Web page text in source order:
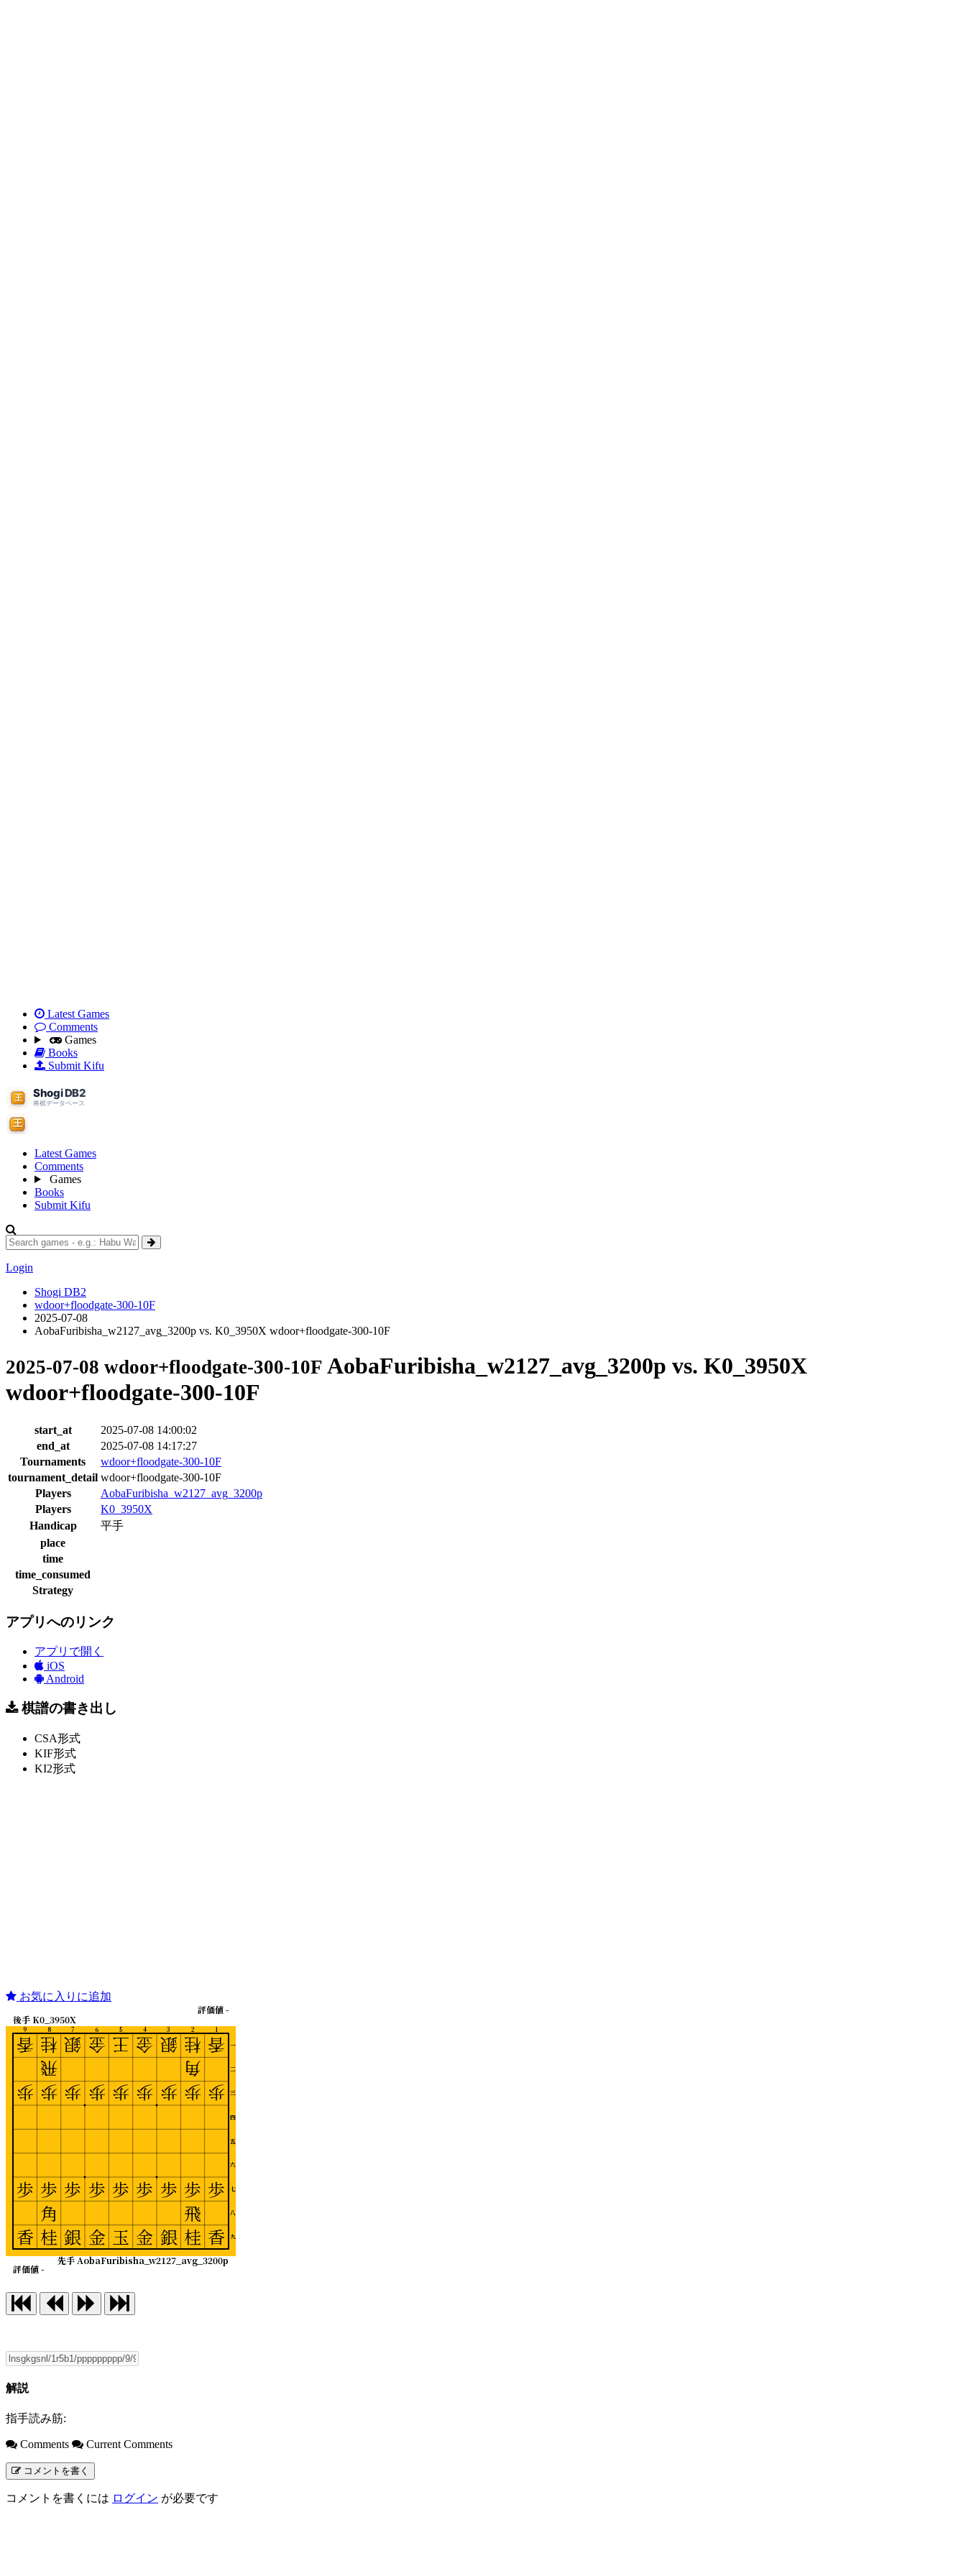
Latest Games
Comments
Games
Books
Submit Kifu
Latest Games
Comments
Games
Books
Submit Kifu
Login
Shogi DB2
wdoor+floodgate-300-10F
2025-07-08
AobaFuribisha_w2127_avg_3200p vs. K0_3950X wdoor+floodgate-300-10F
2025-07-08 wdoor+floodgate-300-10F AobaFuribisha_w2127_avg_3200p vs. K0_3950X
wdoor+floodgate-300-10F
start_at
2025-07-08 14:00:02
end_at
2025-07-08 14:17:27
Tournaments
wdoor+floodgate-300-10F
tournament_detail wdoor+floodgate-300-10F
Players
AobaFuribisha_w2127_avg_3200p
Players
K0_3950X
Handicap
平手
place
time
time_consumed
Strategy
アプリへのリンク
アプリで開く
iOS
Android
棋譜の書き出し
CSA形式
KIF形式
KI2形式
お気に入りに追加
1
2
3
4
5
6
7
8
9
一
二
三
四
五
六
七
八
九
先手 AobaFuribisha_w2127_avg_3200p
後手 K0_3950X
評価値 -
評価値 -
香
歩
歩
香
桂
角
歩
歩
飛
桂
銀
歩
歩
銀
金
歩
歩
金
王
歩
歩
玉
金
歩
歩
金
銀
歩
歩
銀
桂
飛
歩
歩
角
桂
香
歩
歩
香
解説
指手読み筋:
Comments Current Comments
コメントを書く
コメントを書くには ログイン が必要です